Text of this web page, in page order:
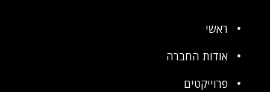
ראשי
אודות החברה
פרוייקטים